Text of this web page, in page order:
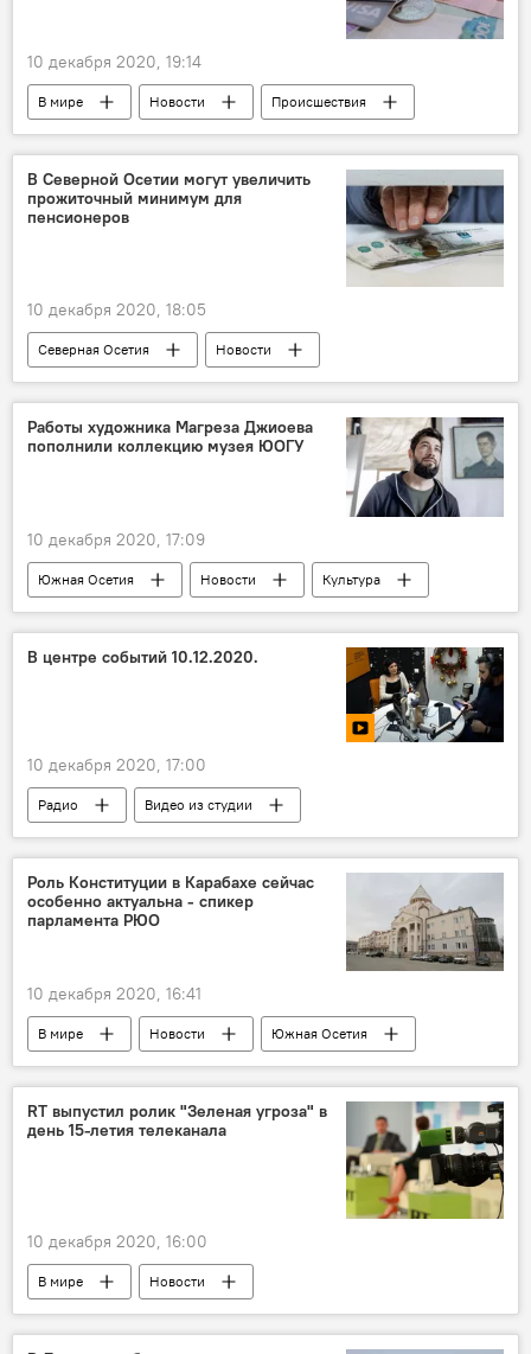
10 декабря 2020, 19:14
В мире Новости Происшествия
В Северной Осетии могут увеличить
прожиточный минимум для
пенсионеров
10 декабря 2020, 18:05
Северная Осетия Новости
Работы художника Магреза Джиоева
пополнили коллекцию музея ЮОГУ
10 декабря 2020, 17:09
Южная Осетия Новости Культура
В центре событий 10.12.2020.
10 декабря 2020, 17:00
Радио Видео из студии
Роль Конституции в Карабахе сейчас
особенно актуальна - спикер
парламента РЮО
10 декабря 2020, 16:41
В мире Новости
Южная Осетия
Политика
RT выпустил ролик "Зеленая угроза" в
день 15-летия телеканала
10 декабря 2020, 16:00
В мире Новости